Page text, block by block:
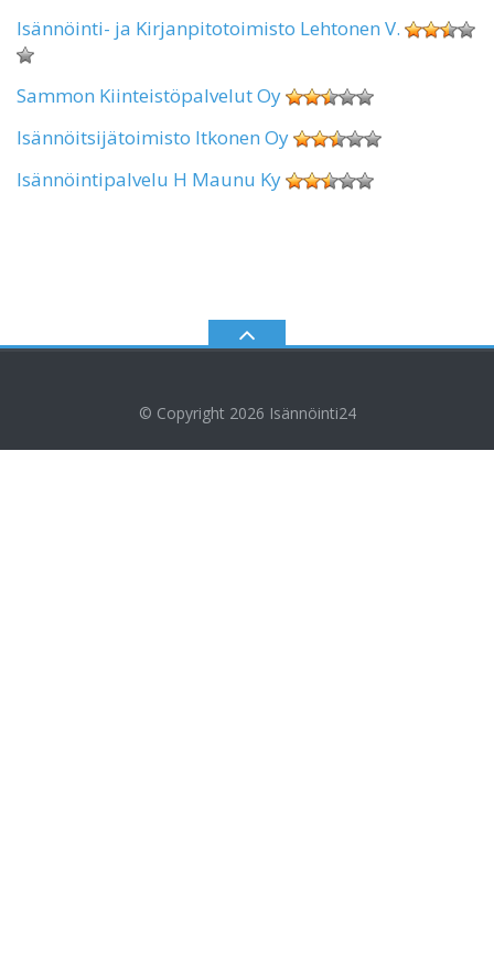
Isännöinti- ja Kirjanpitotoimisto Lehtonen V.
Sammon Kiinteistöpalvelut Oy
Isännöitsijätoimisto Itkonen Oy
Isännöintipalvelu H Maunu Ky
© Copyright 2026 Isännöinti24